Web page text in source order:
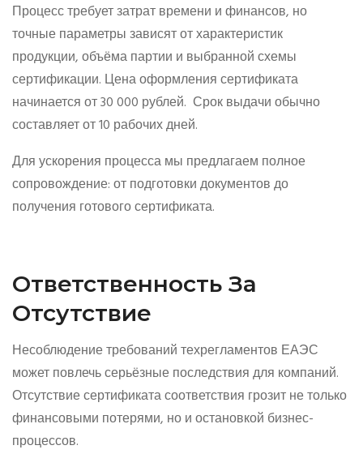
Процесс требует затрат времени и финансов, но
точные параметры зависят от характеристик
продукции, объёма партии и выбранной схемы
сертификации. Цена оформления сертификата
начинается от 30 000 рублей. Срок выдачи обычно
составляет от 10 рабочих дней.
Для ускорения процесса мы предлагаем полное
сопровождение: от подготовки документов до
получения готового сертификата.
Ответственность За
Отсутствие
Несоблюдение требований техрегламентов ЕАЭС
может повлечь серьёзные последствия для компаний.
Отсутствие сертификата соответствия грозит не только
финансовыми потерями, но и остановкой бизнес-
процессов.